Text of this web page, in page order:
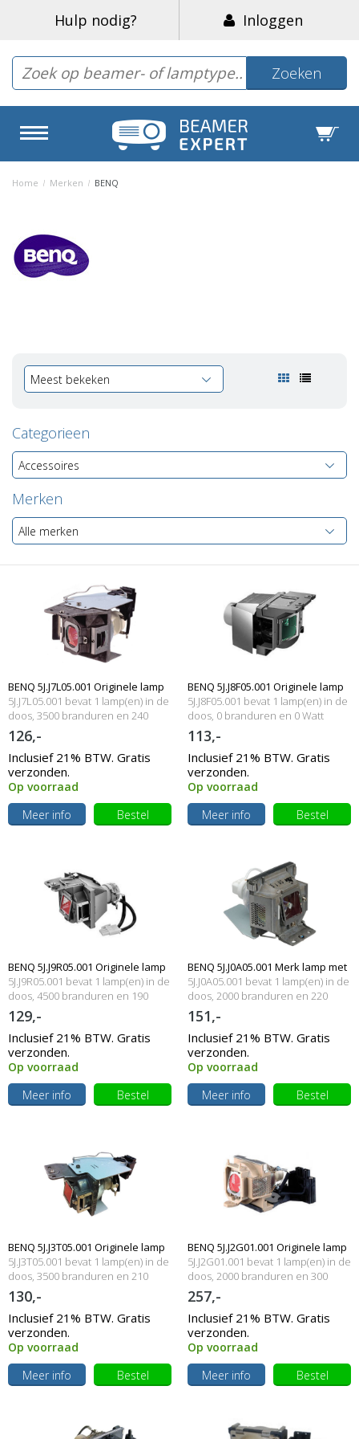
Hulp nodig? Inloggen
Zoeken
Home / Merken / BENQ
Meest bekeken
Categorieen
Accessoires
Merken
Alle merken
BENQ 5J.J7L05.001 Originele lamp
met behuizing
5J.J7L05.001 bevat 1 lamp(en) in de
doos, 3500 branduren en 240
Watt
126,-
Inclusief 21% BTW. Gratis
verzonden.
Op voorraad
Meer info
Bestel
BENQ 5J.J8F05.001 Originele lamp
met behuizing
5J.J8F05.001 bevat 1 lamp(en) in de
doos, 0 branduren en 0 Watt
113,-
Inclusief 21% BTW. Gratis
verzonden.
Op voorraad
Meer info
Bestel
BENQ 5J.J9R05.001 Originele lamp
met behuizing
5J.J9R05.001 bevat 1 lamp(en) in de
doos, 4500 branduren en 190
Watt
129,-
Inclusief 21% BTW. Gratis
verzonden.
Op voorraad
Meer info
Bestel
BENQ 5J.J0A05.001 Merk lamp met
behuizing
5J.J0A05.001 bevat 1 lamp(en) in de
doos, 2000 branduren en 220
Watt
151,-
Inclusief 21% BTW. Gratis
verzonden.
Op voorraad
Meer info
Bestel
BENQ 5J.J3T05.001 Originele lamp
met behuizing
5J.J3T05.001 bevat 1 lamp(en) in de
doos, 3500 branduren en 210
Watt
130,-
Inclusief 21% BTW. Gratis
verzonden.
Op voorraad
Meer info
Bestel
BENQ 5J.J2G01.001 Originele lamp
met behuizing
5J.J2G01.001 bevat 1 lamp(en) in de
doos, 2000 branduren en 300
Watt
257,-
Inclusief 21% BTW. Gratis
verzonden.
Op voorraad
Meer info
Bestel